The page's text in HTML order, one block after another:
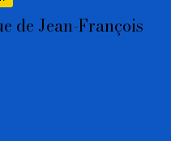
de Jean-François